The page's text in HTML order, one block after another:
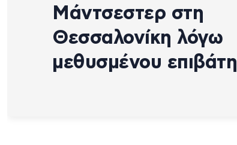
Μάντσεστερ στη
Θεσσαλονίκη λόγω
μεθυσμένου επιβάτη